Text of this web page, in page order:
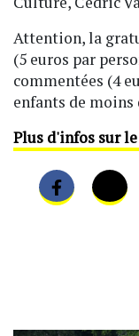
Attention, la
(5 euros par
commentées (4
enfants de moins
Plus d'infos sur